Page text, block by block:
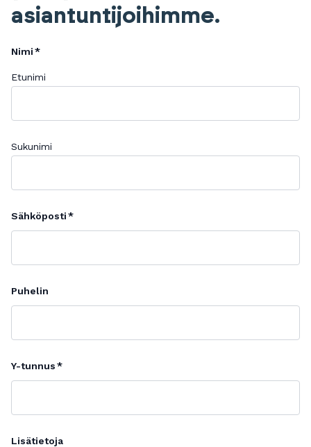
asiantuntijoihimme.
Nimi
Etunimi
Sukunimi
Sähköposti
Puhelin
Y-tunnus
Lisätietoja